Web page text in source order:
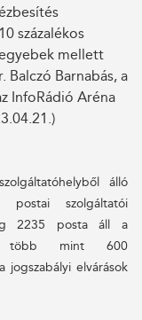
százalékos
mellett
Balczó Barnabás, a
InfoRádió Aréna
álló
postai szolgáltatói
2235 posta áll a
több mint 600
elvárások